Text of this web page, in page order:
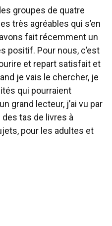
groupes de quatre
très agréables qui s’en
fait récemment un
positif. Pour nous, c’est
et repart satisfait et
je vais le chercher, je
qui pourraient
grand lecteur, j’ai vu par
des tas de livres à
pour les adultes et